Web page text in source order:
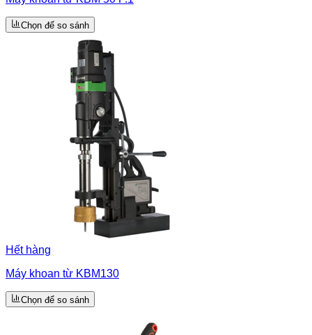
Chọn để so sánh
Hết hàng
Máy khoan từ KBM130
Chọn để so sánh